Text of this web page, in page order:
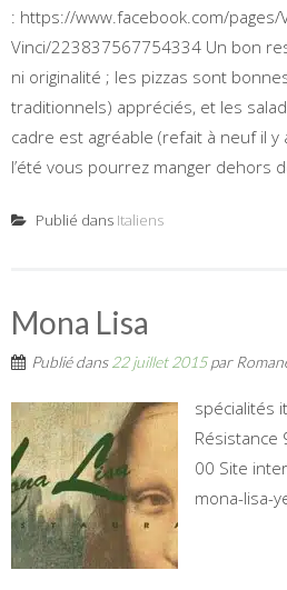
: https://www.facebook.com/pages/
Vinci/223837567754334 Un bon
ni originalité ; les pizzas sont
traditionnels) appréciés, et les
cadre est agréable (refait à neuf il
l’été vous pourrez manger dehors
Publié dans Italiens
Mona Lisa
Publié dans 22 juillet 2015par
spécialités
Résistance
00 Site
mona-lisa-